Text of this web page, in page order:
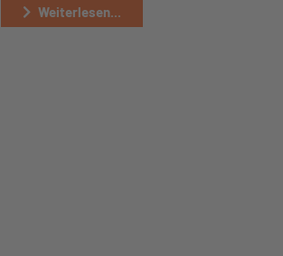
Weiterlesen...